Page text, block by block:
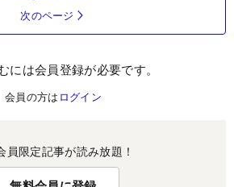
次のページ
には会員登録が必要です。
会員の方は ログイン
員限定記事が読み放題！